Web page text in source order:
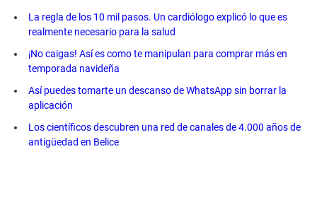
La regla de los 10 mil pasos. Un cardiólogo explicó lo que es
realmente necesario para la salud
¡No caigas! Así es como te manipulan para comprar más en
temporada navideña
Así puedes tomarte un descanso de WhatsApp sin borrar la
aplicación
Los científicos descubren una red de canales de 4.000 años de
antigüedad en Belice